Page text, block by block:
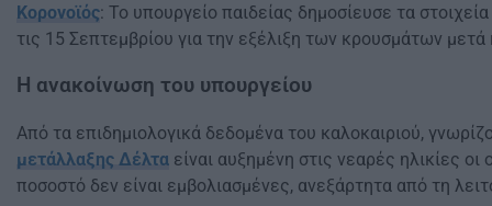
Κορονοϊός: Το υπουργείο παιδείας δημοσίευσε τα
τις 15 Σεπτεμβρίου για την εξέλιξη των κρουσμάτων
Η ανακοίνωση του υπουργείου
Από τα επιδημιολογικά δεδομένα του καλοκαιριού,
μετάλλαξης Δέλτα είναι αυξημένη στις νεαρές ηλικίες
ποσοστό δεν είναι εμβολιασμένες, ανεξάρτητα από τη